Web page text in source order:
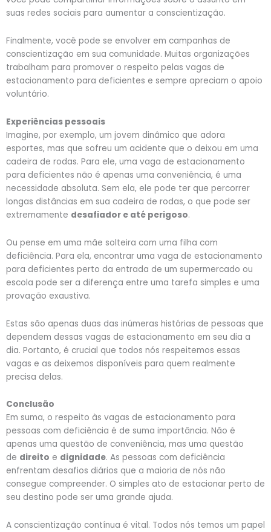
suas redes sociais para aumentar a conscientização.
Finalmente, você pode se envolver em campanhas de
conscientização em sua comunidade. Muitas organizações
trabalham para promover o respeito pelas vagas de
estacionamento para deficientes e sempre apreciam o apoio
voluntário.
Experiências pessoais
Imagine, por exemplo, um jovem dinâmico que adora
esportes, mas que sofreu um acidente que o deixou em uma
cadeira de rodas. Para ele, uma vaga de estacionamento
para deficientes não é apenas uma conveniência, é uma
necessidade absoluta. Sem ela, ele pode ter que percorrer
longas distâncias em sua cadeira de rodas, o que pode ser
extremamente desafiador e até perigoso.
Ou pense em uma mãe solteira com uma filha com
deficiência. Para ela, encontrar uma vaga de estacionamento
para deficientes perto da entrada de um supermercado ou
escola pode ser a diferença entre uma tarefa simples e uma
provação exaustiva.
Estas são apenas duas das inúmeras histórias de pessoas que
dependem dessas vagas de estacionamento em seu dia a
dia. Portanto, é crucial que todos nós respeitemos essas
vagas e as deixemos disponíveis para quem realmente
precisa delas.
Conclusão
Em suma, o respeito às vagas de estacionamento para
pessoas com deficiência é de suma importância. Não é
apenas uma questão de conveniência, mas uma questão
de direito e dignidade. As pessoas com deficiência
enfrentam desafios diários que a maioria de nós não
consegue compreender. O simples ato de estacionar perto de
seu destino pode ser uma grande ajuda.
A conscientização contínua é vital. Todos nós temos um papel